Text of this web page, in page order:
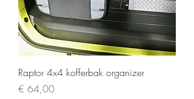
Raptor 4x4 kofferbak organizer
Prijs
€ 64,00